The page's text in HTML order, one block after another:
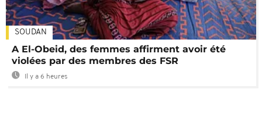
SOUDAN
A El-Obeid, des femmes affirment avoir été
violées par des membres des FSR
Il y a 6 heures